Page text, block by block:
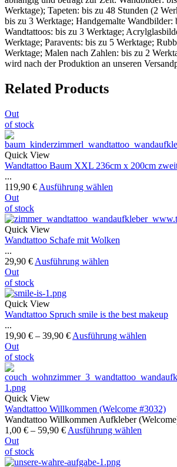
Werktage); Tapeten: bis zu 48 Stunden (2
bis zu 3 Werktage; Handgemalte Wandbilder:
Wandtattoos: bis zu 3 Werktage;
Werktage; Paravents: bis zu 5 Werktage;
Werktage; Malen nach Zahlen: bis zu 2
wird nach der Produktion an unseren
Related Products
Out
of stock
Quick View
Wandtattoo Baum XXL 236cm x 200cm
...
119,90 € Ausführung wählen
Out
of stock
Quick View
Wandtattoo Schafe mit Wolken
...
29,90 € Ausführung wählen
Out
of stock
Quick View
Wandtattoo Spruch smile is the best makeup
...
19,90 € – 39,90 € Ausführung wählen
Out
of stock
Quick View
Wandtattoo Willkommen (Welcome #3032)
Wandtattoo Willkommen Aufkleber
1,00 € – 59,90 € Ausführung wählen
Out
of stock